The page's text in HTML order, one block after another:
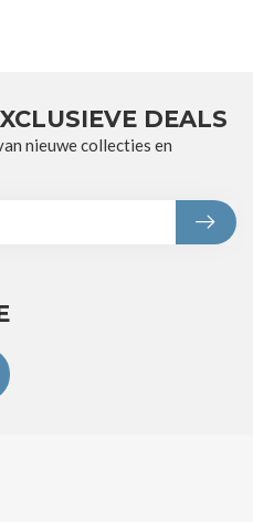
DEALS
nieuwe collecties en